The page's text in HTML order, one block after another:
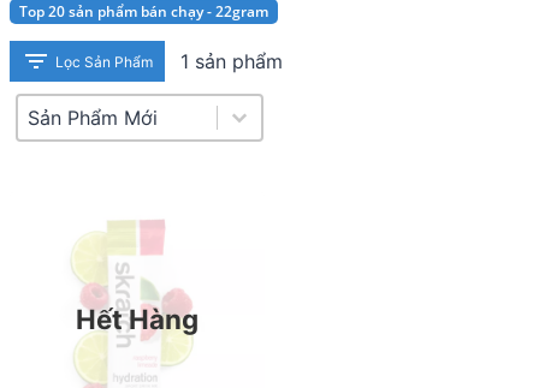
Top 20 sản phẩm bán chạy - 22gram
Lọc Sản Phẩm 1 sản phẩm
Product Sort
Sort content
Hết Hàng